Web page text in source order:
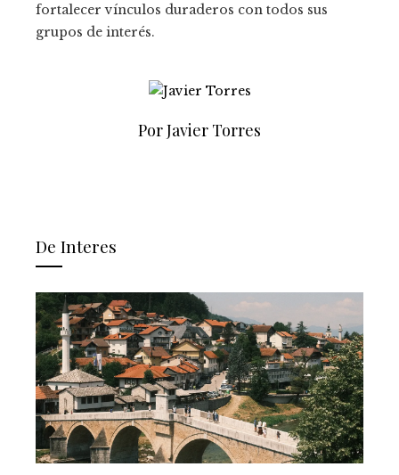
fortalecer vínculos duraderos con todos sus
grupos de interés.
Por Javier Torres
De Interes